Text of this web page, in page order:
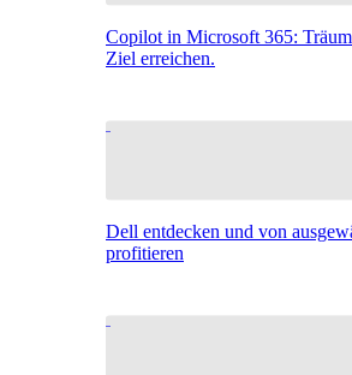
Copilot in Microsoft 365:
Ziel erreichen.
Dell entdecken und von
profitieren